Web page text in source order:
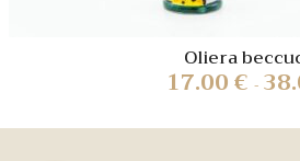
Oliera
17.00€ -